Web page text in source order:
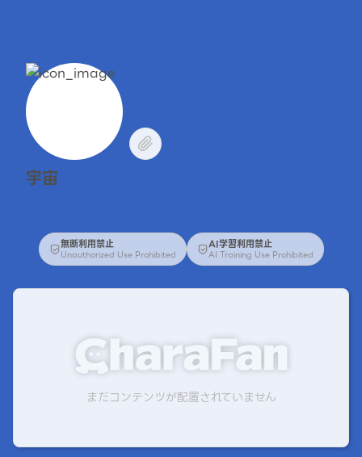
宇宙
無断利用禁止
Unauthorized Use Prohibited
AI学習利用禁止
AI Training Use Prohibited
まだコンテンツが配置されていません